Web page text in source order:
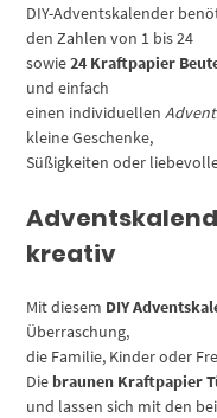
DIY-Adventskalender
den Zahlen von 1 bis 24
sowie24 Kraftpapier
und einfach
einen individuellen
kleine Geschenke,
Süßigkeiten oder
kreativ
Mit diesem DIY
Überraschung,
die Familie, Kinder oder
Die braunen Kraftpapier
und lassen sich mit den